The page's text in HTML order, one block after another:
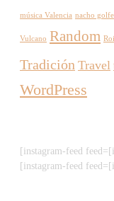
música Valencia nacho golfe
Vulcano Random
Tradición Travel
WordPress
[instagram-feed
[instagram-feed